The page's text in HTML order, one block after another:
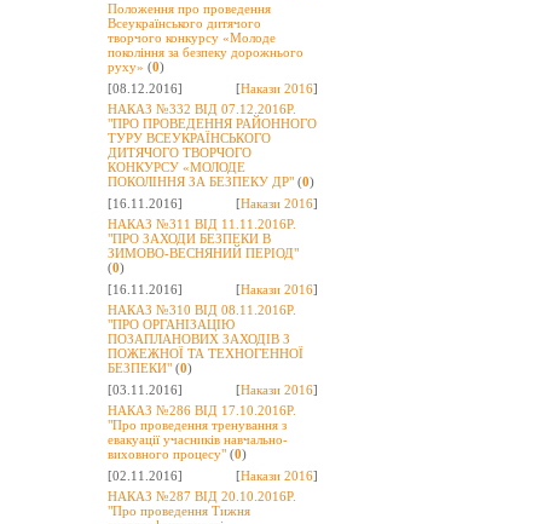
Положення про проведення
Всеукраїнського дитячого
творчого конкурсу «Молоде
покоління за безпеку дорожнього
руху» (0)
[08.12.2016]
[Накази 2016]
НАКАЗ №332 ВІД 07.12.2016Р.
"ПРО ПРОВЕДЕННЯ РАЙОННОГО
ТУРУ ВСЕУКРАЇНСЬКОГО
ДИТЯЧОГО ТВОРЧОГО
КОНКУРСУ «МОЛОДЕ
ПОКОЛІННЯ ЗА БЕЗПЕКУ ДР" (0)
[16.11.2016]
[Накази 2016]
НАКАЗ №311 ВІД 11.11.2016Р.
"ПРО ЗАХОДИ БЕЗПЕКИ В
ЗИМОВО-ВЕСНЯНИЙ ПЕРІОД"
(0)
[16.11.2016]
[Накази 2016]
НАКАЗ №310 ВІД 08.11.2016Р.
"ПРО ОРГАНІЗАЦІЮ
ПОЗАПЛАНОВИХ ЗАХОДІВ З
ПОЖЕЖНОЇ ТА ТЕХНОГЕННОЇ
БЕЗПЕКИ" (0)
[03.11.2016]
[Накази 2016]
НАКАЗ №286 ВІД 17.10.2016Р.
"Про проведення тренування з
евакуації учасників навчально-
виховного процесу" (0)
[02.11.2016]
[Накази 2016]
НАКАЗ №287 ВІД 20.10.2016Р.
"Про проведення Тижня